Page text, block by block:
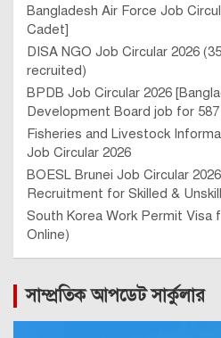
Bangladesh Air Force Job
Cadet]
DISA NGO Job Circular 2026
recruited)
BPDB Job Circular 2026
Development Board job for
Fisheries and Livestock
Job Circular 2026
BOESL Brunei Job Circular
Recruitment for Skilled &
South Korea Work Permit Visa
Online)
সাম্প্রতিক আপডেট সার্কুলার